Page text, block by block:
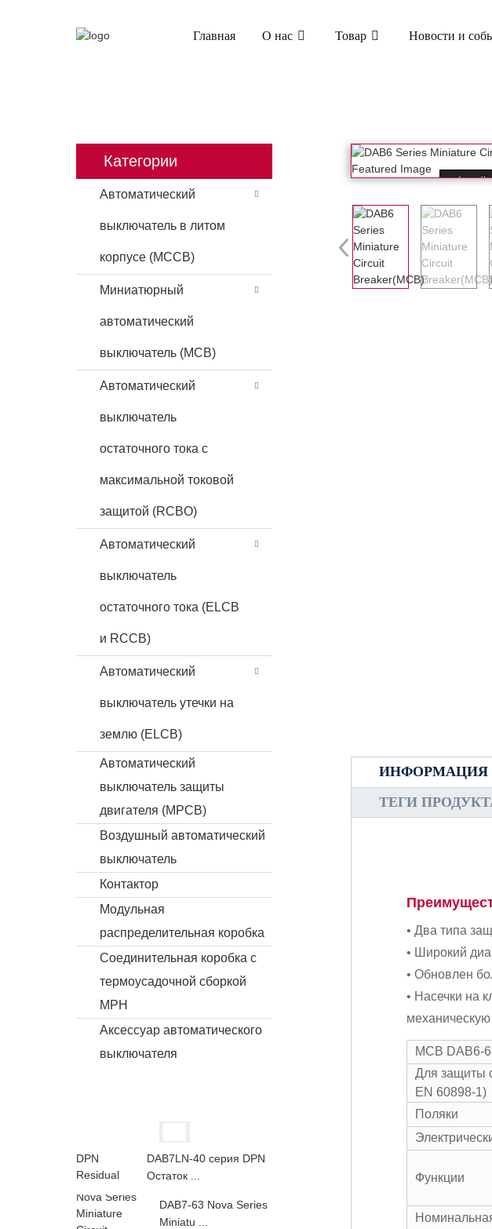
Главная О нас Товар Новости и
Категории
Автоматический
выключатель в литом
корпусе (MCCB)
Миниатюрный
автоматический
выключатель (MCB)
Автоматический
выключатель
остаточного тока с
максимальной токовой
защитой (RCBO)
Автоматический
выключатель
остаточного тока (ELCB
и RCCB)
Автоматический
выключатель утечки на
землю (ELCB)
Автоматический
выключатель защиты
двигателя (MPCB)
Воздушный автоматический
выключатель
Контактор
Модульная
распределительная коробка
Соединительная коробка с
термоусадочной сборкой
MPH
Аксессуар автоматического
выключателя
DAB7LN-40 серия DPN
Остаток ...
DAB7-63 Nova Series
Miniatu ...
ИНФОРМАЦИЯ
ТЕГИ
• Два типа
• Широкий
• Обновлен
• Насечки на
MCB DAB6-
Для защиты
EN 60898-1)
Поляки
Функции